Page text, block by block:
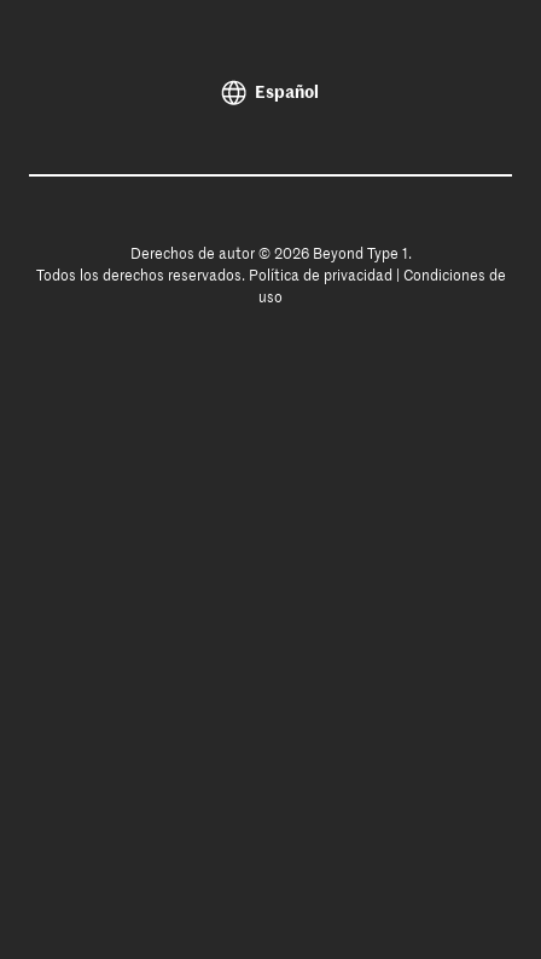
Español
Derechos de autor © 2026 Beyond Type 1.
Todos los derechos reservados. Política de privacidad
Condiciones de
uso